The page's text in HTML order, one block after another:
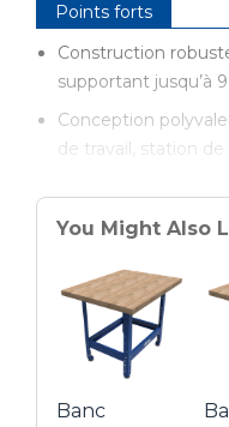
Points forts
Construction
supportant jusqu’à
Conception
de travail, station
compact
Équipé d’un serre-
technologie
Réglable sur six
You Might Also
Banc